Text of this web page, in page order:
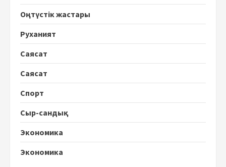
Оңтүстік жастары
Руханият
Саясат
Саясат
Спорт
Сыр-сандық
Экономика
Экономика